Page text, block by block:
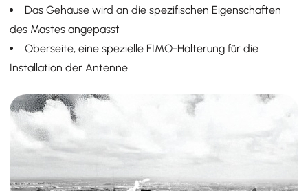
Das Gehäuse wird an die spezifischen Eigenschaften
des Mastes angepasst
Oberseite, eine spezielle FIMO-Halterung für die
Installation der Antenne